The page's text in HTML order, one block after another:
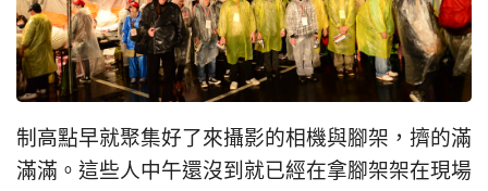
制高點早就聚集好了來攝影的相機與腳架，擠的滿
滿滿。這些人中午還沒到就已經在拿腳架架在現場